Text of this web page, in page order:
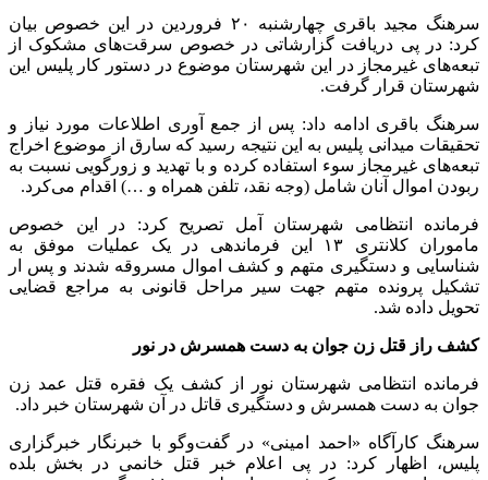
سرهنگ مجید باقری چهارشنبه ۲۰ فروردین در این خصوص بیان
کرد: در پی دریافت گزارشاتی در خصوص سرقت‌های مشکوک از
تبعه‌های غیرمجاز در این شهرستان موضوع در دستور کار پلیس این
شهرستان قرار گرفت.
سرهنگ باقری ادامه داد: پس از جمع آوری اطلاعات مورد نیاز و
تحقیقات میدانی پلیس به این نتیجه رسید که سارق از موضوع اخراج
تبعه‌های غیرمجاز سوء استفاده کرده و با تهدید و زورگویی نسبت به
ربودن اموال آنان شامل (وجه نقد، تلفن همراه و …) اقدام می‌کرد.
فرمانده انتظامی شهرستان آمل تصریح کرد: در این خصوص
ماموران کلانتری ۱۳ این فرماندهی در یک عملیات موفق به
شناسایی و دستگیری متهم و کشف اموال مسروقه شدند و پس ار
تشکیل پرونده متهم جهت سیر مراحل قانونی به مراجع قضایی
تحویل داده شد.
کشف راز قتل زن جوان به دست همسرش در نور
فرمانده انتظامی شهرستان نور از کشف یک فقره قتل عمد زن
جوان به دست همسرش و دستگیری قاتل در آن شهرستان خبر داد.
سرهنگ کارآگاه «احمد امینی» در گفت‌وگو با خبرنگار خبرگزاری
پلیس، اظهار کرد: در پی اعلام خبر قتل خانمی در بخش بلده